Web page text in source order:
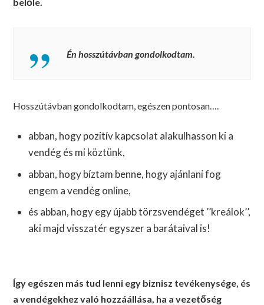
Én hosszútávban gondolkodtam.
Hosszútávban gondolkodtam, egészen pontosan….
abban, hogy pozitív kapcsolat alakulhasson ki a
vendég és mi köztünk,
abban, hogy bíztam benne, hogy ajánlani fog
engem a vendég online,
és abban, hogy egy újabb törzsvendéget ’’kreálok’’,
aki majd visszatér egyszer a barátaival is!
Így egészen más tud lenni egy biznisz tevékenysége, és
a vendégekhez való hozzáállása, ha a vezetőség